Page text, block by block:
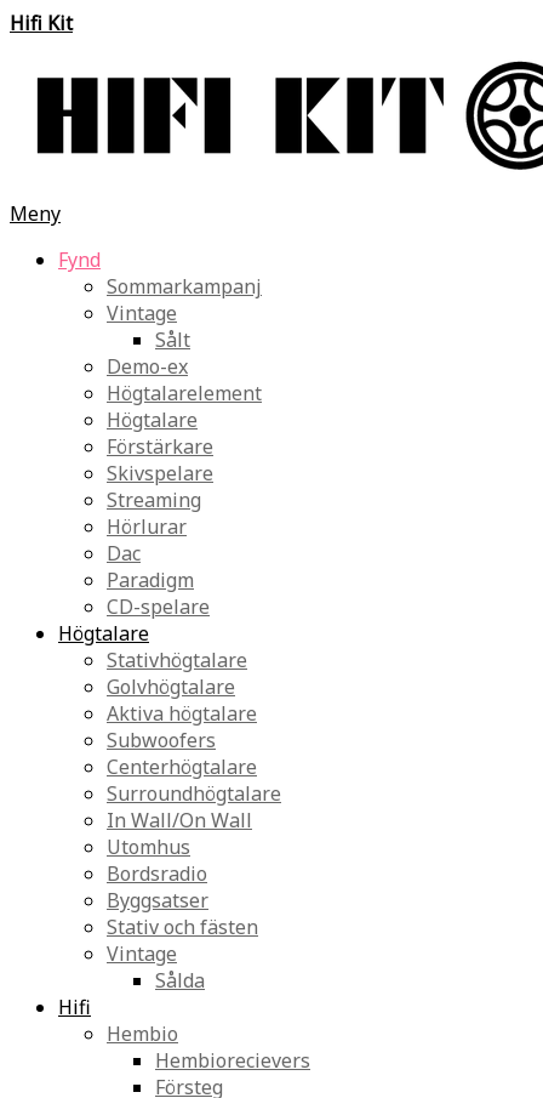
Hifi Kit
Meny
Fynd
Sommarkampanj
Vintage
Sålt
Demo-ex
Högtalarelement
Högtalare
Förstärkare
Skivspelare
Streaming
Hörlurar
Dac
Paradigm
CD-spelare
Högtalare
Stativhögtalare
Golvhögtalare
Aktiva högtalare
Subwoofers
Centerhögtalare
Surroundhögtalare
In Wall/On Wall
Utomhus
Bordsradio
Byggsatser
Stativ och fästen
Vintage
Sålda
Hifi
Hembio
Hembiorecievers
Försteg